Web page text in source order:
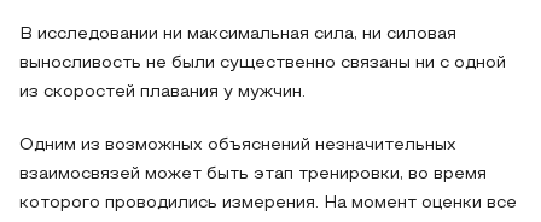
В исследовании ни максимальная сила, ни силовая
выносливость не были существенно связаны ни с одной
из скоростей плавания у мужчин.
Одним из возможных объяснений незначительных
взаимосвязей может быть этап тренировки, во время
которого проводились измерения. На момент оценки все